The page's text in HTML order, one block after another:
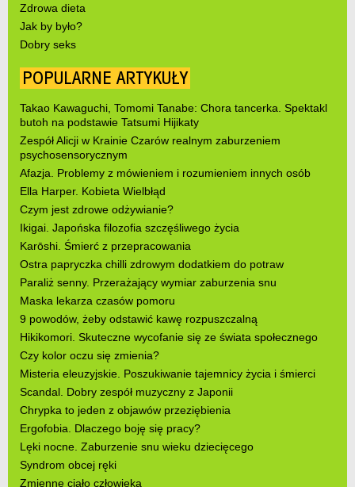
Zdrowa dieta
Jak by było?
Dobry seks
POPULARNE ARTYKUŁY
Takao Kawaguchi, Tomomi Tanabe: Chora tancerka. Spektakl
butoh na podstawie Tatsumi Hijikaty
Zespół Alicji w Krainie Czarów realnym zaburzeniem
psychosensorycznym
Afazja. Problemy z mówieniem i rozumieniem innych osób
Ella Harper. Kobieta Wielbłąd
Czym jest zdrowe odżywianie?
Ikigai. Japońska filozofia szczęśliwego życia
Karōshi. Śmierć z przepracowania
Ostra papryczka chilli zdrowym dodatkiem do potraw
Paraliż senny. Przerażający wymiar zaburzenia snu
Maska lekarza czasów pomoru
9 powodów, żeby odstawić kawę rozpuszczalną
Hikikomori. Skuteczne wycofanie się ze świata społecznego
Czy kolor oczu się zmienia?
Misteria eleuzyjskie. Poszukiwanie tajemnicy życia i śmierci
Scandal. Dobry zespół muzyczny z Japonii
Chrypka to jeden z objawów przeziębienia
Ergofobia. Dlaczego boję się pracy?
Lęki nocne. Zaburzenie snu wieku dziecięcego
Syndrom obcej ręki
Zmienne ciało człowieka